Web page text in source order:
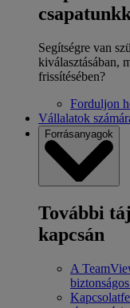
Segítségre van
kiválasztásában,
frissítésében?
Forduljon
Vállalatok
Forrásanyagok
További
kapcsán
A